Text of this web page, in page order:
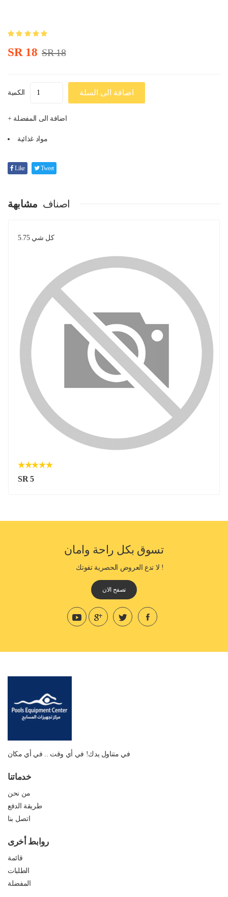
SR 18 SR 18
الكمية اضافة الى السلة
+ اضافة الى المفضلة
مواد غذائية
Like Tweet
اصناف مشابهة
كل شي 5.75
SR 5
تسوق بكل راحة وامان
! لا تدع العروض الحصرية تفوتك
تصفح الان
في متناول يدك! في أي وقت .. في أي مكان
خدماتنا
من نحن
طريقة الدفع
اتصل بنا
روابط أخرى
قائمة
الطلبات
المفضلة